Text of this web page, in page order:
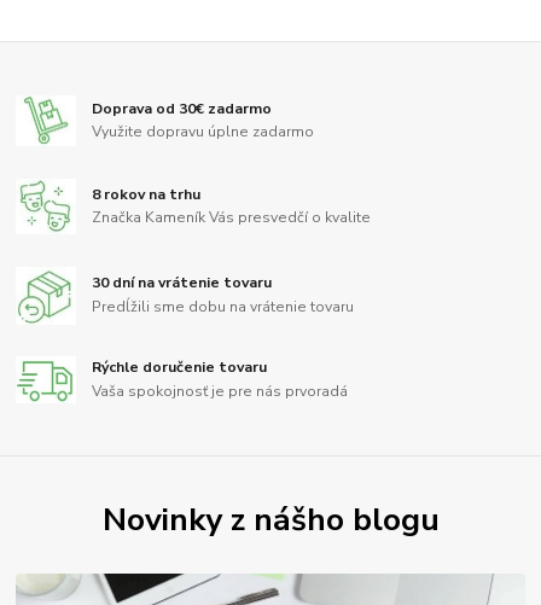
Doprava od 30€ zadarmo
Využite dopravu úplne zadarmo
8 rokov na trhu
Značka Kameník Vás presvedčí o kvalite
30 dní na vrátenie tovaru
Predĺžili sme dobu na vrátenie tovaru
Rýchle doručenie tovaru
Vaša spokojnosť je pre nás prvoradá
Novinky z nášho blogu